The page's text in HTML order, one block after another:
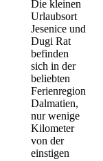
Die kleinen
Urlaubsort
Jesenice und
Dugi Rat
befinden
sich in der
beliebten
Ferienregion
Dalmatien,
nur wenige
Kilometer
von der
einstigen